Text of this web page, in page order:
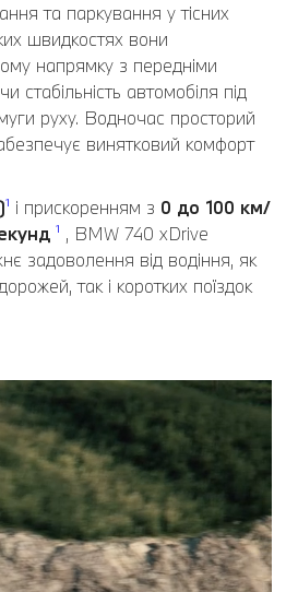
та паркування у тісних
швидкостях вони
напрямку з передніми
стабільність автомобіля під
руху. Водночас просторий
винятковий комфорт
¹ і прискоренням з 0 до 100 км/
¹ , BMW 740 xDrive
задоволення від водіння, як
так і коротких поїздок